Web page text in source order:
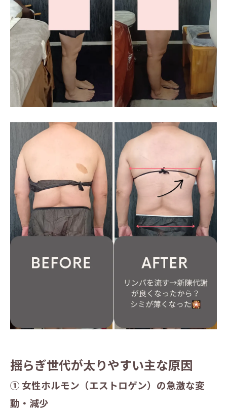
揺らぎ世代が太りやすい主な原因
① 女性ホルモン（エストロゲン）の急激な変
動・減少